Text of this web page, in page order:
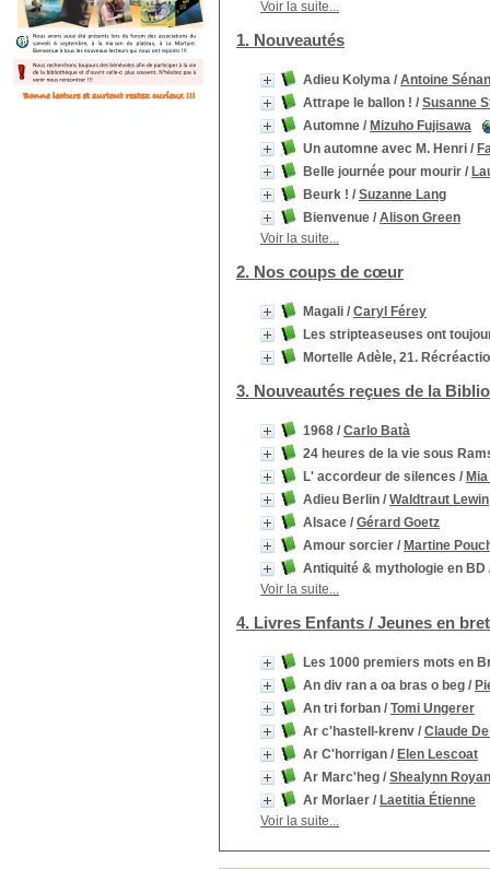
Voir la suite...
1. Nouveautés
Adieu Kolyma / Antoine
Attrape le ballon ! / Susanne
Automne / Mizuho Fujisawa
Un automne avec M. Henri /
Belle journée pour mourir /
Beurk ! / Suzanne Lang
Bienvenue / Alison Green
Voir la suite...
2. Nos coups de cœur
Magali / Caryl Férey
Les stripteaseuses ont
Mortelle Adèle, 21.
3. Nouveautés reçues de la
1968 / Carlo Batà
24 heures de la vie sous
L' accordeur de silences /
Adieu Berlin / Waldtraut Lewin
Alsace / Gérard Goetz
Amour sorcier / Martine
Antiquité & mythologie en BD
Voir la suite...
4. Livres Enfants / Jeunes en
Les 1000 premiers mots en
An div ran a oa bras o beg /
An tri forban / Tomi Ungerer
Ar c'hastell-krenv / Claude
Ar C'horrigan / Elen Lescoat
Ar Marc'heg / Shealynn Royan
Ar Morlaer / Laetitia Étienne
Voir la suite...